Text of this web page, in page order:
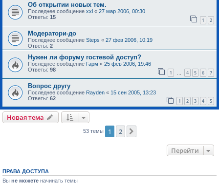
Об открытии новых тем.
Последнее сообщение xxl « 27 мар 2006, 00:30
Ответы: 15 1 2
Модератори-до
Последнее сообщение Steps « 27 фев 2006, 10:19
Ответы: 2
Нужен ли форуму гостевой доступ?
Последнее сообщение Гарм « 25 фев 2006, 19:46
Ответы: 98 1 … 4 5 6 7
Вопрос другу
Последнее сообщение Rayden « 15 сен 2005, 13:23
Ответы: 62 1 2 3 4 5
Новая тема
53 темы 1 2
Перейти
ПРАВА ДОСТУПА
Вы не можете начинать темы